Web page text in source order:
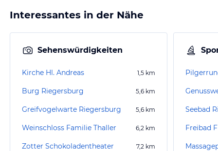
Interessantes in der Nähe
Sehenswürdigkeiten
Kirche Hl. Andreas 1,5 km
Burg Riegersburg 5,6 km
Greifvogelwarte Riegersburg 5,6 km
Weinschloss Familie Thaller 6,2 km
Zotter Schokoladentheater 7,2 km
Seebad
Freibad